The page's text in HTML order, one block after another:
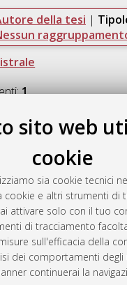
sito web
cookie
sia cookie tecnici
cookie e altri strumenti di
attivare solo con il tuo
di tracciamento
sull'efficacia della
dei comportamenti degli
continuerai la
della tesi |
1.
stabilizzate da un
magistrale],
Chimica industriale [LM-
stata generata ilSun